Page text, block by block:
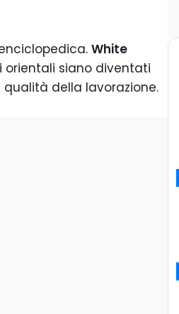
White
siano diventati
della lavorazione.